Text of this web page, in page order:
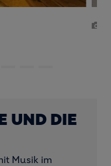
UND DIE
Musik im